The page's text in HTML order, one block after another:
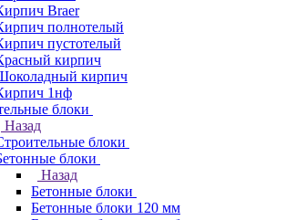
Braer
полнотелый
пустотелый
кирпич
кирпич
1нф
блоки
Назад
блоки
блоки
Назад
Бетонные блоки
Бетонные блоки 120 мм